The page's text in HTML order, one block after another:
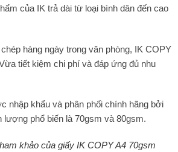
của IK trả dài từ loại bình dân đến cao
hàng ngày trong văn phòng, IK COPY
tiết kiệm chi phí và đáp ứng đủ nhu
nhập khẩu và phân phối chính hãng bởi
lượng phổ biến là 70gsm và 80gsm.
khảo của giấy IK COPY A4 70gsm